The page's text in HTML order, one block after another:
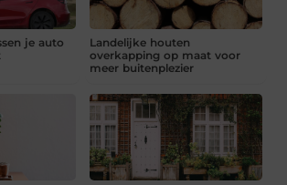
je auto
Landelijke houten
overkapping op maat voor
meer buitenplezier